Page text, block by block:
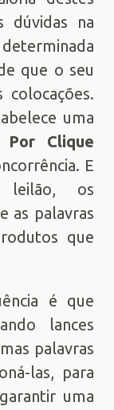
dúvidas na
que o seu
colocações.
uma
Por Clique
E
leilão, os
as palavras
que
é que
lances
palavras
las, para
uma